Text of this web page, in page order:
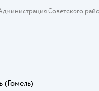
Советского
(Гомель)